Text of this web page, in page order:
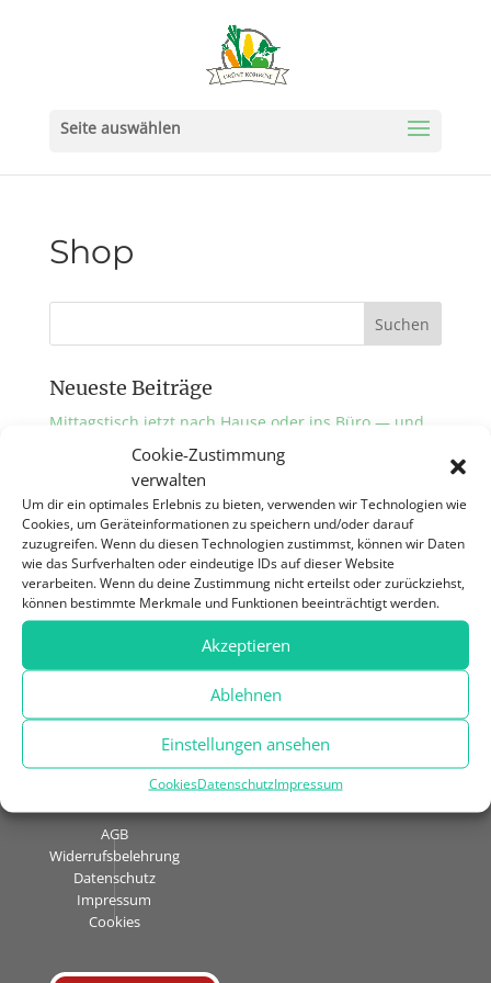
Cookie-Zustimmung
verwalten
Um dir ein optimales Erlebnis zu bieten, verwenden wir Technologien wie
Cookies, um Geräteinformationen zu speichern und/oder darauf
zuzugreifen. Wenn du diesen Technologien zustimmst, können wir Daten
wie das Surfverhalten oder eindeutige IDs auf dieser Website
verarbeiten. Wenn du deine Zustimmung nicht erteilst oder zurückziehst,
können bestimmte Merkmale und Funktionen beeinträchtigt werden.
Akzeptieren
Ablehnen
Einstellungen ansehen
CookiesDatenschutzImpressum
Shop
Neueste Beiträge
Mittagstisch jetzt nach Hause oder ins Büro — und
unser neuer Catering-Konfigurator
Mitarbeiten in der Grünen Kombüse
Besuch in der Kombüse geplant?
Neue Webseite der Grünen Kombüse
Neueste Kommentare
Aus Liebe zum Essen © 2020 | Grüne
Kombüse
AGB
|
Widerrufsbelehrung
|
Datenschutz
|
Impressum
|
Cookies